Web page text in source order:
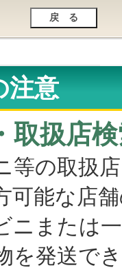
注意
取扱店
の取扱
可能な店
たは一
を発送で